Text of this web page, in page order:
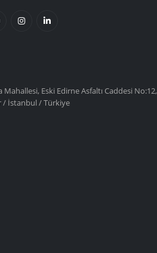
Eski Edirne Asfaltı Caddesi No:12,
/ İstanbul / Türkiye